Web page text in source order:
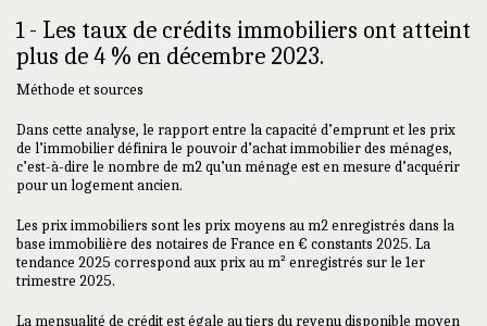
1 - Les taux de crédits immobiliers ont atteint
plus de 4 % en décembre 2023.
Méthode et sources
Dans cette analyse, le rapport entre la capacité d’emprunt et les prix
de l’immobilier définira le pouvoir d’achat immobilier des ménages,
c’est-à-dire le nombre de m2 qu’un ménage est en mesure d’acquérir
pour un logement ancien.
Les prix immobiliers sont les prix moyens au m2 enregistrés dans la
base immobilière des notaires de France en € constants 2025. La
tendance 2025 correspond aux prix au m² enregistrés sur le 1er
trimestre 2025.
La mensualité de crédit est égale au tiers du revenu disponible moyen